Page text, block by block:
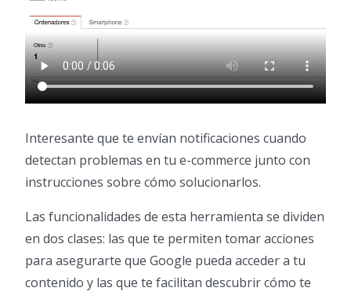
Interesante que te envían notificaciones cuando
detectan problemas en tu e-commerce junto con
instrucciones sobre cómo solucionarlos.
Las funcionalidades de esta herramienta se dividen
en dos clases: las que te permiten tomar acciones
para asegurarte que Google pueda acceder a tu
contenido y las que te facilitan descubrir cómo te